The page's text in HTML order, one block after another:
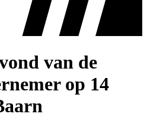
van de
op 14